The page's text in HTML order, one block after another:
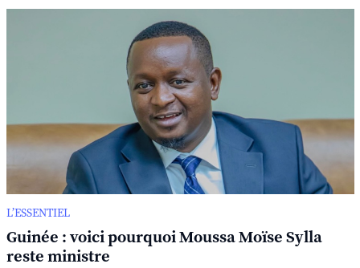
L’ESSENTIEL
Guinée : voici pourquoi Moussa Moïse Sylla
reste ministre